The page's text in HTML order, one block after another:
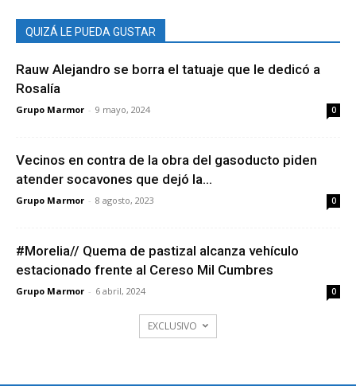
QUIZÁ LE PUEDA GUSTAR
Rauw Alejandro se borra el tatuaje que le dedicó a
Rosalía
Grupo Marmor - 9 mayo, 2024 0
Vecinos en contra de la obra del gasoducto piden
atender socavones que dejó la...
Grupo Marmor - 8 agosto, 2023 0
#Morelia// Quema de pastizal alcanza vehículo
estacionado frente al Cereso Mil Cumbres
Grupo Marmor - 6 abril, 2024 0
EXCLUSIVO